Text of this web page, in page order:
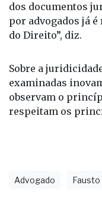
dos documentos
por advogados já
do Direito”, diz.
Sobre a
examinadas
observam o
respeitam os
Advogado